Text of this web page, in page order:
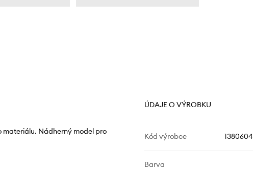
materiálu. Nádherný model pro
ÚDAJE O VÝROBKU
Kód výrobce
Barva